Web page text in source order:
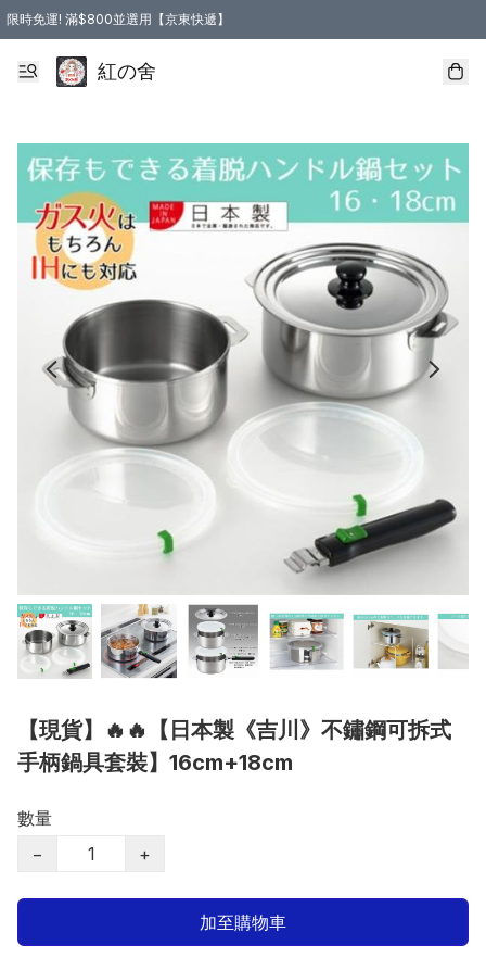
限時免運! 滿$800並選用【京東快遞】
紅の舍
【現貨】🔥🔥【日本製《吉川》不鏽鋼可拆式
手柄鍋具套裝】16cm+18cm
數量
−
+
加至購物車